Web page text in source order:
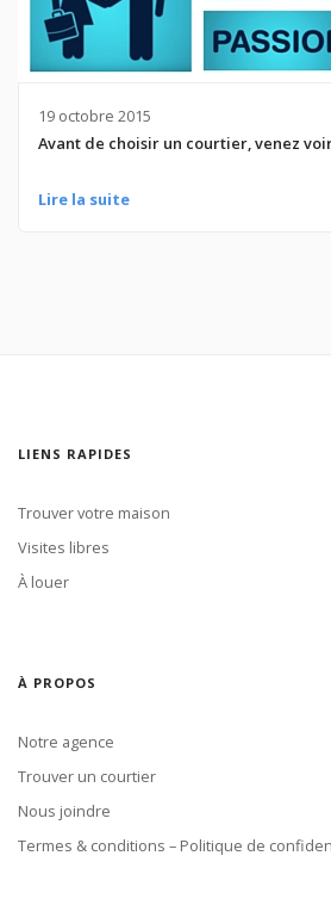
19 octobre 2015
Avant de choisir un courtier, venez
Lire la suite
LIENS RAPIDES
Trouver votre maison
Visites libres
À louer
À PROPOS
Notre agence
Trouver un courtier
Nous joindre
Termes & conditions – Politique de